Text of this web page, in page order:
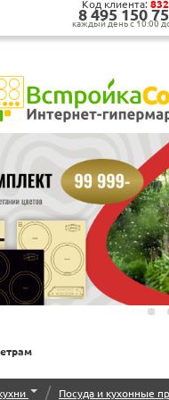
8‍ 4‍9‍5‍ 1‍5‍0‍
каждый день с 10:00
Код клиента:
Дуршлаги
/ Посуда и кухонные